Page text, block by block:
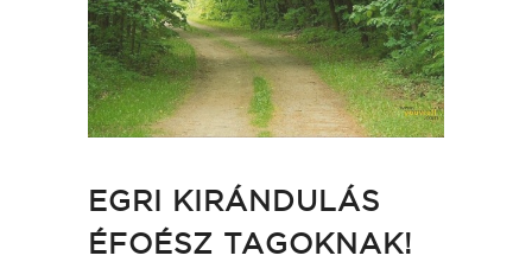
EGRI KIRÁNDULÁS
ÉFOÉSZ TAGOKNAK!